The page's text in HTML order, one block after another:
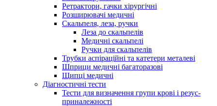
Ретрактори, гачки хірургічні
Розширювачі медичні
Скальпеля, леза, ручки
Леза до скальпелів
Медичні скальпелі
Ручки для скальпелів
Трубки аспіраційні та катетери металеві
Шприци медичні багаторазові
Щипці медичні
Діагностичні тести
Тести для визначення групи крові і резус-
приналежності